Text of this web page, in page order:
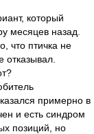
который
месяцев назад.
что птичка не
примерно в
и есть синдром
позиций, но